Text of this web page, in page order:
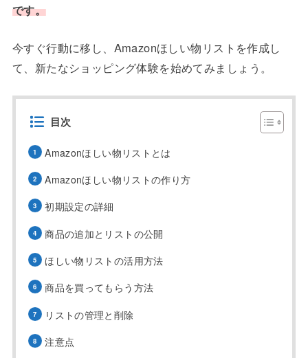
です。
今すぐ行動に移し、Amazonほしい物リストを作成し
て、新たなショッピング体験を始めてみましょう。
目次
Amazonほしい物リストとは
Amazonほしい物リストの作り方
初期設定の詳細
商品の追加とリストの公開
ほしい物リストの活用方法
商品を買ってもらう方法
リストの管理と削除
注意点